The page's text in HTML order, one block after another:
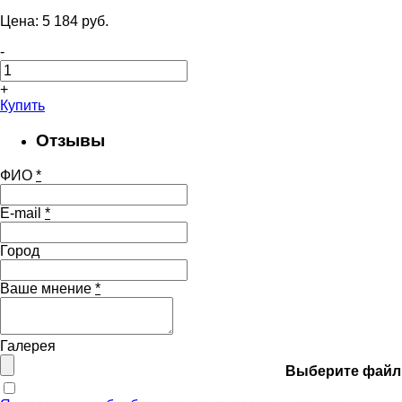
Цена: 5 184 pуб.
-
+
Купить
Отзывы
ФИО *
E-mail *
Город
Ваше мнение *
Галерея
Выберите файл